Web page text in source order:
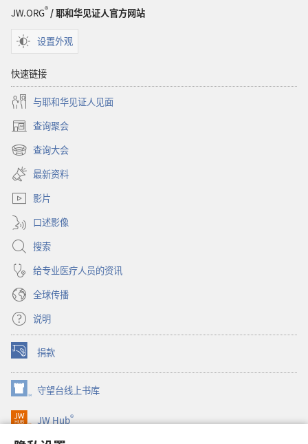
与
你
JW.ORG® / 耶和华见证人官方网站
设置外观
快速链接
与耶和华见证人见面
查询聚会
（打
开
新
窗
口）
查询大会
（打
开
新
窗
口）
最新资料
影片
口述影像
搜索
给专业医疗人员的资讯
全球传播
说明
捐款
（打
开
新
窗
口）
守望台线上书库
（打
开
新
JW Hub®
（打
开